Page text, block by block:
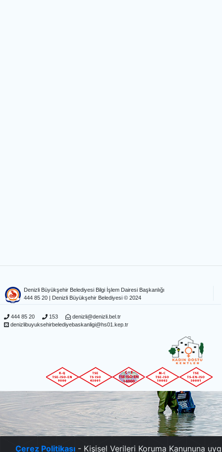
Denizli Büyükşehir Belediyesi Bilgi İşlem Dairesi Başkanlığı
444 85 20
| Denizli Büyükşehir Belediyesi © 2024
444 85 20 153
denizli@denizli.bel.tr
denizlibuyuksehirbelediyebaskanligi@hs01.kep.tr
Çerez Politikası - Kişisel Verileri Koruma Kanununa